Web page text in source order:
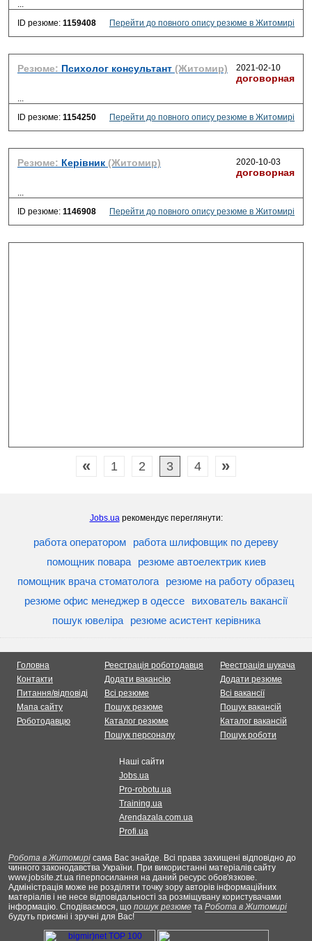
...
ID резюме: 1159408 Перейти до повного опису резюме в Житомирі
Резюме: Психолог консультант (Житомир) 2021-02-10
договорная
...
ID резюме: 1154250 Перейти до повного опису резюме в Житомирі
Резюме: Керівник (Житомир) 2020-10-03
договорная
...
ID резюме: 1146908 Перейти до повного опису резюме в Житомирі
« 1 2 3 4 »
Jobs.uaрекомендує переглянути:
работа оператором
работа шлифовщик по дереву
помощник повара
резюме автоелектрик киев
помощник врача стоматолога
резюме на работу образец
резюме офис менеджер в одессе
вихователь вакансії
пошук ювеліра
резюме асистент керівника
Головна
Контакти
Питання/відповіді
Мапа сайту
Роботодавцю
Реестрація роботодавця
Додати вакансію
Всі резюме
Пошук резюме
Каталог резюме
Пошук персоналу
Реестрація шукача
Додати резюме
Всі вакансії
Пошук вакансій
Каталог вакансій
Пошук роботи
Наші сайти
Jobs.ua
Pro-robotu.ua
Training.ua
Arendazala.com.ua
Profi.ua
Робота в Житомирі сама Вас знайде. Всі права захищені відповідно до
чинного законодавства України. При використанні матеріалів сайту
www.jobsite.zt.ua гіперпосилання на даний ресурс обов'язкове.
Адміністрація може не розділяти точку зору авторів інформаційних
матеріалів і не несе відповідальності за розміщувану користувачами
інформацію. Сподіваємося, що пошук резюме та Робота в Житомирі
будуть приємні і зручні для Вас!